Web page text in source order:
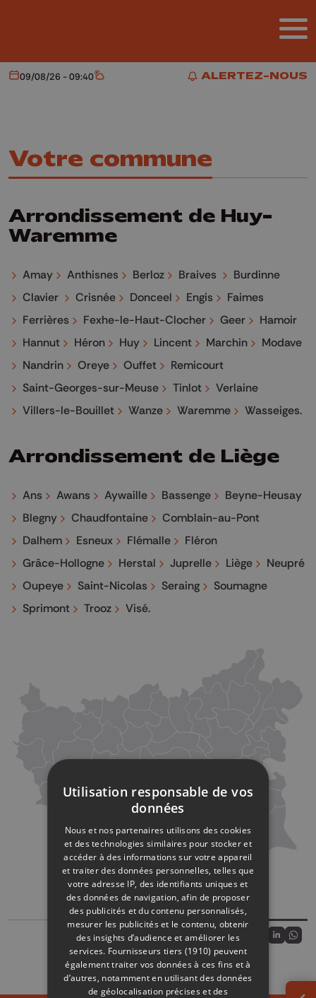
ALERTEZ-NOUS
ALERTEZ-NOUS
Aujourd'hui
09/08/26 - 09:40 Météo
Votre commune
Arrondissement de Huy-
Waremme
Amay Anthisnes Berloz Braives
Burdinne
Clavier
Crisnée Donceel Engis
Faimes
Ferrières
Fexhe-le-Haut-Clocher Geer
Hamoir
Hannut
Héron Huy Lincent Marchin
Modave
Nandrin
Oreye Ouffet
Remicourt
Saint-Georges-sur-Meuse
Tinlot
Verlaine
Villers-le-Bouillet
Wanze Waremme Wasseiges
Arrondissement de Liège
Ans Awans Aywaille Bassenge
Beyne-Heusay
Blegny
Chaudfontaine
Comblain-au-Pont
Dalhem
Esneux Flémalle
Fléron
Grâce-Hollogne
Herstal Juprelle Liège
Neupré
Oupeye
Saint-Nicolas Seraing
Soumagne
Sprimont
Trooz Visé
Partager sur
Partagez sur
Partagez
Utilisation responsable de vos
données
Nous et nos partenaires utilisons des cookies
et des technologies similaires pour stocker et
accéder à des informations sur votre appareil
et traiter des données personnelles, telles que
votre adresse IP, des identifiants uniques et
des données de navigation, afin de proposer
des publicités et du contenu personnalisés,
mesurer les publicités et le contenu, obtenir
des insights d’audience et améliorer les
services. Fournisseurs tiers (1910) peuvent
également traiter vos données à ces fins et à
d’autres, notamment en utilisant des données
de géolocalisation précises et des